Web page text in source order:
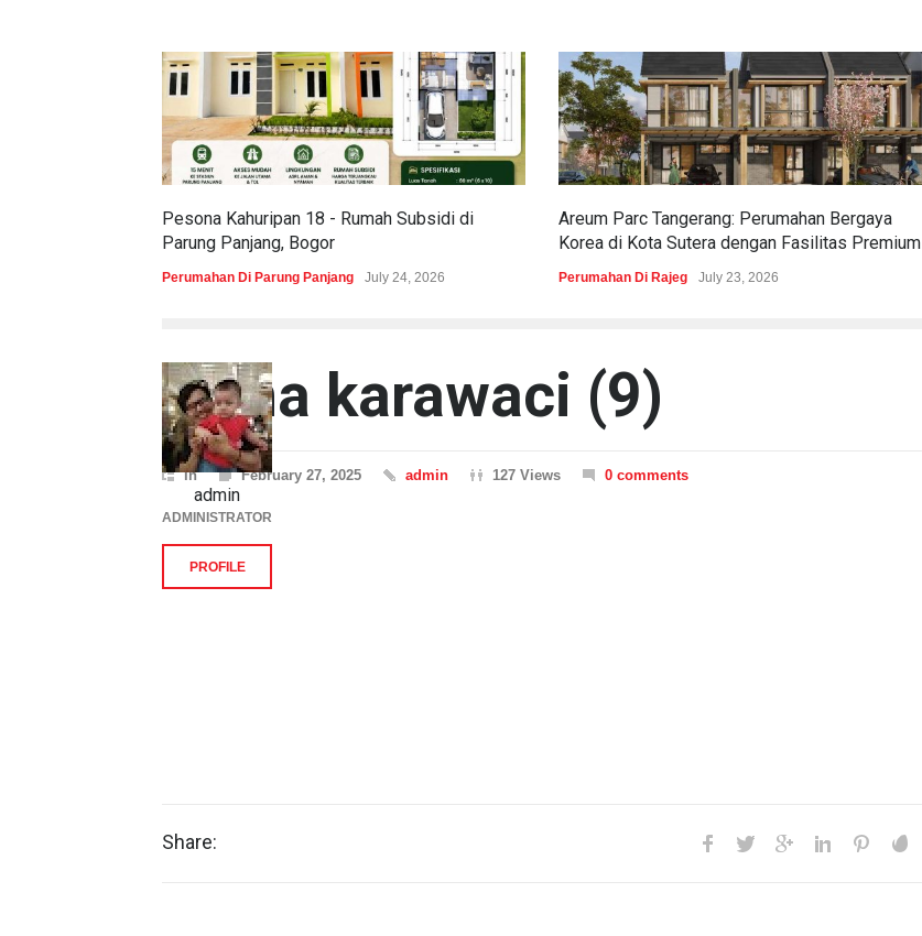
Pesona Kahuripan 18 - Rumah Subsidi di
Parung Panjang, Bogor
Perumahan Di Parung Panjang July 24, 2026
Areum Parc Tangerang: Perumahan Bergaya
Korea di Kota Sutera dengan Fasilitas Premium
Perumahan Di Rajeg July 23, 2026
viona karawaci (9)
In February 27, 2025 admin 127 Views 0 comments
admin
ADMINISTRATOR
PROFILE
Share: